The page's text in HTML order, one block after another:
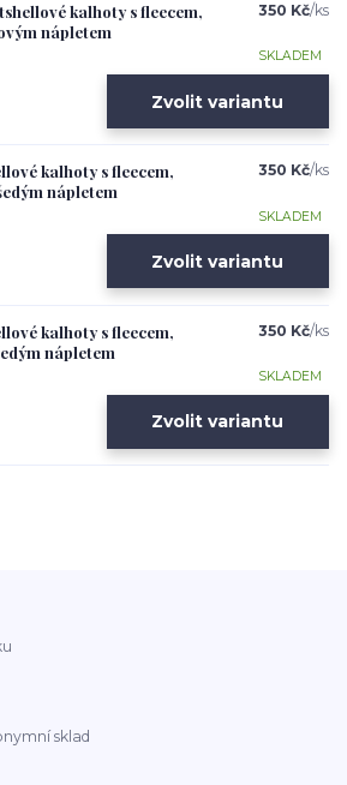
kalhoty s fleecem,
nápletem
350 Kč/ks
SKLADEM
Zvolit variantu
kalhoty s fleecem,
nápletem
350 Kč/ks
SKLADEM
Zvolit variantu
kalhoty s fleecem,
nápletem
350 Kč/ks
SKLADEM
Zvolit variantu
sklad